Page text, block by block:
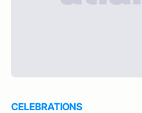
CELEBRATIONS